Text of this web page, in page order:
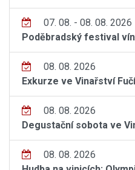
07. 08. - 08. 08. 2026
Poděbradský festival
08. 08. 2026
Exkurze ve Vinařství
08. 08. 2026
Degustační sobota ve
08. 08. 2026